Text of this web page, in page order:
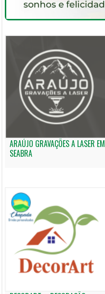
ARAÚJO GRAVAÇÕES A LASER EM
SEABRA